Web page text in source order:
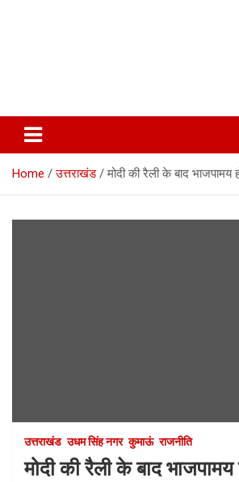
Home उत्तराखंड मोदी की रैली के बाद भाजपामय
उत्तराखंड उधम सिंह नगर कुमाऊं राजनीति
मोदी की रैली के बाद भाजपामय